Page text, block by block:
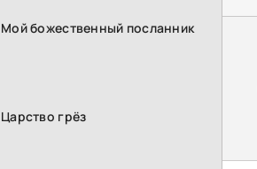
Мой божественный посланник
Царство грёз